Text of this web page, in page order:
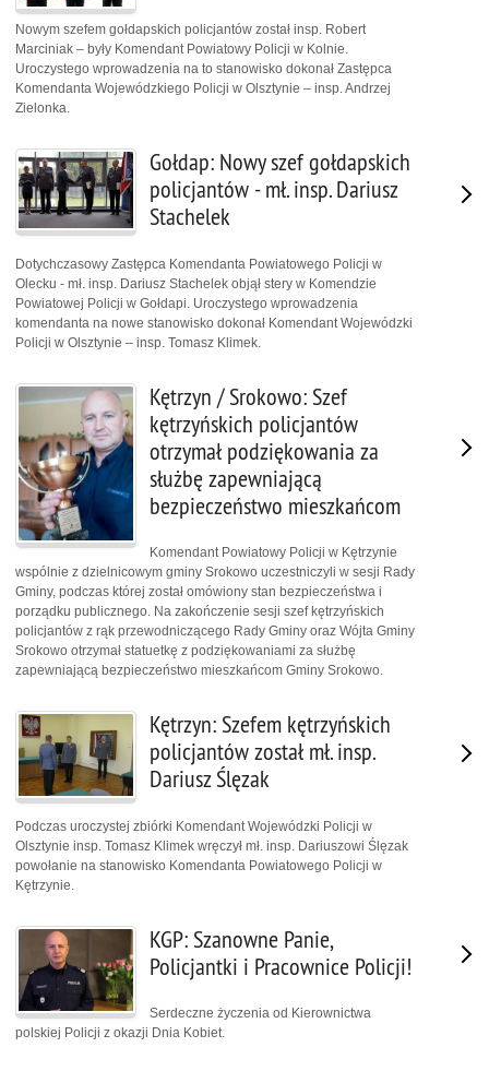
Nowym szefem gołdapskich policjantów został insp. Robert
Marciniak – były Komendant Powiatowy Policji w Kolnie.
Uroczystego wprowadzenia na to stanowisko dokonał Zastępca
Komendanta Wojewódzkiego Policji w Olsztynie – insp. Andrzej
Zielonka.
Gołdap: Nowy szef gołdapskich
policjantów - mł. insp. Dariusz
Stachelek
Dotychczasowy Zastępca Komendanta Powiatowego Policji w
Olecku - mł. insp. Dariusz Stachelek objął stery w Komendzie
Powiatowej Policji w Gołdapi. Uroczystego wprowadzenia
komendanta na nowe stanowisko dokonał Komendant Wojewódzki
Policji w Olsztynie – insp. Tomasz Klimek.
Kętrzyn / Srokowo: Szef
kętrzyńskich policjantów
otrzymał podziękowania za
służbę zapewniającą
bezpieczeństwo mieszkańcom
Komendant Powiatowy Policji w Kętrzynie
wspólnie z dzielnicowym gminy Srokowo uczestniczyli w sesji Rady
Gminy, podczas której został omówiony stan bezpieczeństwa i
porządku publicznego. Na zakończenie sesji szef kętrzyńskich
policjantów z rąk przewodniczącego Rady Gminy oraz Wójta Gminy
Srokowo otrzymał statuetkę z podziękowaniami za służbę
zapewniającą bezpieczeństwo mieszkańcom Gminy Srokowo.
Kętrzyn: Szefem kętrzyńskich
policjantów został mł. insp.
Dariusz Ślęzak
Podczas uroczystej zbiórki Komendant Wojewódzki Policji w
Olsztynie insp. Tomasz Klimek wręczył mł. insp. Dariuszowi Ślęzak
powołanie na stanowisko Komendanta Powiatowego Policji w
Kętrzynie.
KGP: Szanowne Panie,
Policjantki i Pracownice Policji!
Serdeczne życzenia od Kierownictwa
polskiej Policji z okazji Dnia Kobiet.